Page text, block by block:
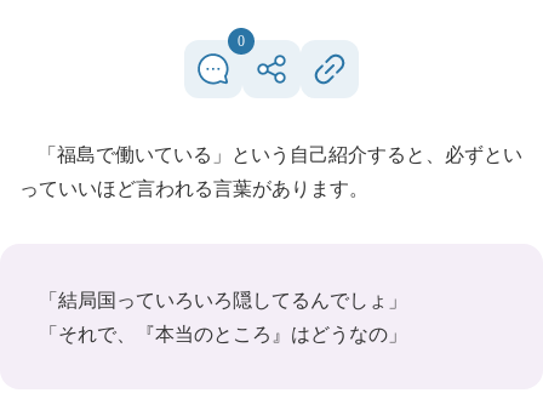
0
「福島で働いている」という自己紹介すると、必ずとい
っていいほど言われる言葉があります。
「結局国っていろいろ隠してるんでしょ」
「それで、『本当のところ』はどうなの」